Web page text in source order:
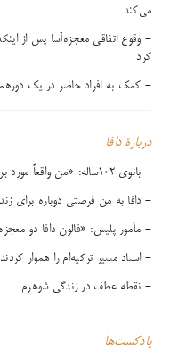
می‌کند
- وقوع اتفاقی معجزه‌آسا‌ پس از
کرد
- کمک به افراد حاضر در یک
دربارۀ دافا
- بانوی ۱۰۲ساله: «من واقعاً مورد برکت دافا قرار گرفته‌ام»
- دافا به من فرصتی دوباره برای
- مأمور پلیس: «فالون دافا دو
- استاد مسیر تزکیه‌ام را هموار کردند
- نقطه عطف در زندگی شوهرم
پادکست‌ها